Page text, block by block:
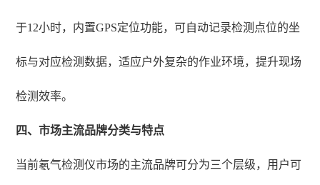
于12小时，内置GPS定位功能，可自动记录检测点位的坐
标与对应检测数据，适应户外复杂的作业环境，提升现场
检测效率。
四、市场主流品牌分类与特点
当前氡气检测仪市场的主流品牌可分为三个层级，用户可